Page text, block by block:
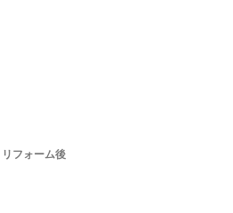
リフォーム後